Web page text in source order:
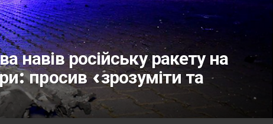
навів російську ракету на
просив «зрозуміти та